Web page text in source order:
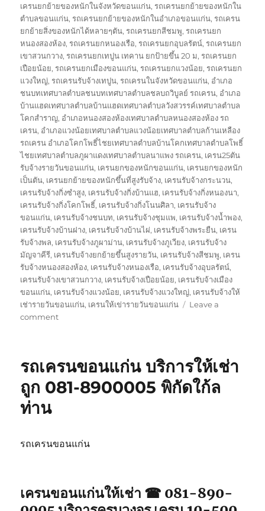
เครนยกย้ายของหนักในจังหวัดขอนแก่น,รถเครนยกย้ายของหนักใน
ตำบลขอนแก่น,รถเครนยกย้ายของหนักในอำเภอขอนแก่น,รถเครน
ยกย้ายสิ่งของหนักได้หลายๆตัน,รถเครนยกสีชมพู,รถเครนยก
หนองสองห้อง,รถเครนยกหนองเรือ,รถเครนยกอุบลรัตน์,รถเครนยก
เขาสวนกวาง,รถเครนยกเทปูน เทคาน ยกป้ายขึ้น 20 ม,รถเครนยก
เปือยน้อย,รถเครนยกเมืองขอนแก่น,รถเครนยกแวงน้อย,รถเครนยก
แวงใหญ่,รถเครนรับจ้างเทปูน,รถเครนในจังหวัดขอนแก่น, อำเภอ
ชนบทเทศบาลตำบลชนบทเทศบาลตำบลชลบถวิบูลย์ รถเครน, อำเภอ
บ้านแฮดเทศบาลตำบลบ้านแฮดเทศบาลตำบลวังสวรรค์เทศบาลตำบล
โคกสำราญ, อำเภอหนองสองห้องเทศบาลตำบลหนองสองห้อง รถ
เครน, อำเภอแวงน้อยเทศบาลตำบลแวงน้อยเทศบาลตำบลก้านเหลือง
รถเครน อำเภอโคกโพธิ์ไชยเทศบาลตำบลบ้านโคกเทศบาลตำบลโพธิ์
ไชยเทศบาลตำบลภูผาแดงเทศบาลตำบลนาแพง รถเครน, เครน25ตัน
รับจ้างรายวันขอนแก่น, เครนยกของหนักขอนแก่น, เครนยกของหนัก
เป็นตัน, เครนยกย้ายของหนักขึ้นที่สูงรับจ้าง, เครนรับจ้างกระนวน,
เครนรับจ้างกิ่งซำสูง, เครนรับจ้างกิ่งบ้านแฮ, เครนรับจ้างกิ่งหนองนา,
เครนรับจ้างกิ่งโคกโพธิ์, เครนรับจ้างกิ่งโนนศิลา, เครนรับจ้าง
ขอนแก่น, เครนรับจ้างชนบท, เครนรับจ้างชุมแพ, เครนรับจ้างน้ำพอง,
เครนรับจ้างบ้านฝาง, เครนรับจ้างบ้านไผ่, เครนรับจ้างพระยืน, เครน
รับจ้างพล, เครนรับจ้างภูผาม่าน, เครนรับจ้างภูเวียง, เครนรับจ้าง
มัญจาคีรี, เครนรับจ้างยกย้ายขึ้นสูงรายวัน, เครนรับจ้างสีชมพู, เครน
รับจ้างหนองสองห้อง, เครนรับจ้างหนองเรือ, เครนรับจ้างอุบลรัตน์,
เครนรับจ้างเขาสวนกวาง, เครนรับจ้างเปือยน้อย, เครนรับจ้างเมือง
ขอนแก่น, เครนรับจ้างแวงน้อย, เครนรับจ้างแวงใหญ่, เครนรับจ้างให้
เช่ารายวันขอนแก่น, เครนให้เข่ารายวันขอนแก่น
Leave a
commenton
เช่า
รถ
ฉัน
รถเครนขอนแก่น บริการให้เช่า
ถูก 081-8900005 พิกัดใก้ล
ท่าน
รถเครนขอนแก่น
เครนขอนแก่นให้เช่า ☎ 081-890-